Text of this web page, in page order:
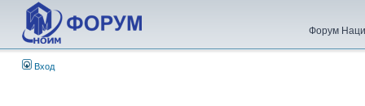
Форум
Вход